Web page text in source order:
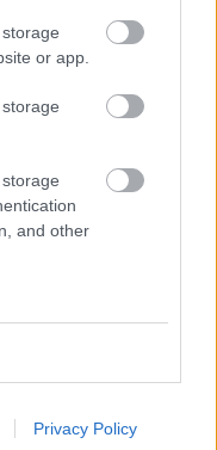
or app.
and other
Privacy Policy